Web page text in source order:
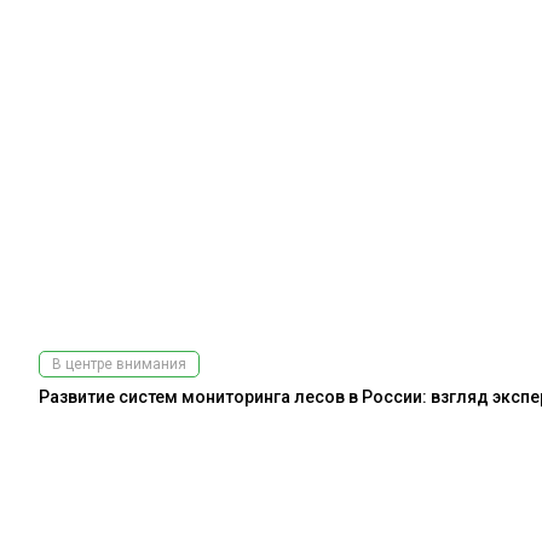
В центре внимания
Развитие систем мониторинга лесов в России: взгляд